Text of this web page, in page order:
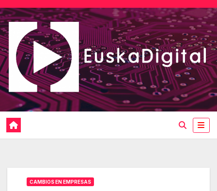
Saltar
al
contenido
CAMBIOS EN EMPRESAS